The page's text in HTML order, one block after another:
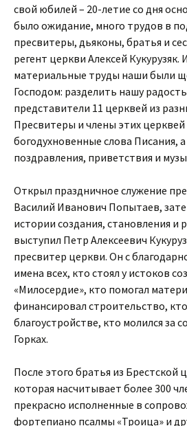
свой юбилей – 20-летие со дня
было ожидание, много трудов в
пресвитеры, дьяконы, братья и
регент церкви Алексей Кукурузяк.
материальные труды наши были
Господом: разделить нашу
представители 11 церквей из
Пресвитеры и члены этих
богодухновенные слова Писания, а
поздравления, приветствия и
Открыл праздничное служение
Василий Иванович Попытаев,
истории создания, становления и
выступил Петр Алексеевич
пресвитер церкви. Он с
имена всех, кто стоял у истоков
«Милосердие», кто помогал
финансировал строительство,
благоустройстве, кто молился за
Горках.
После этого братья из Брестской
которая насчитывает более 300
прекрасно исполненные в
фортепиано псалмы «Троица» и